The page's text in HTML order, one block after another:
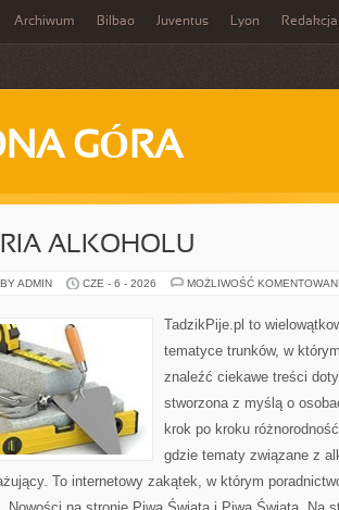
Archiwum Bilbao Juventus Lyon Redakcja
GÓRA
ALKOHOLU
ADMIN CZE - 6 - 2026 MOŻLIWOŚĆ
TadzikPije.pl to
tematyce trunków, w
znaleźć ciekawe treści
stworzona z myślą o
krok po kroku
gdzie tematy związane z
To internetowy zakątek, w którym